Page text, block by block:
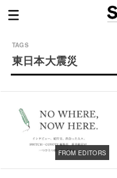
東日本大震災
FROM EDITORS